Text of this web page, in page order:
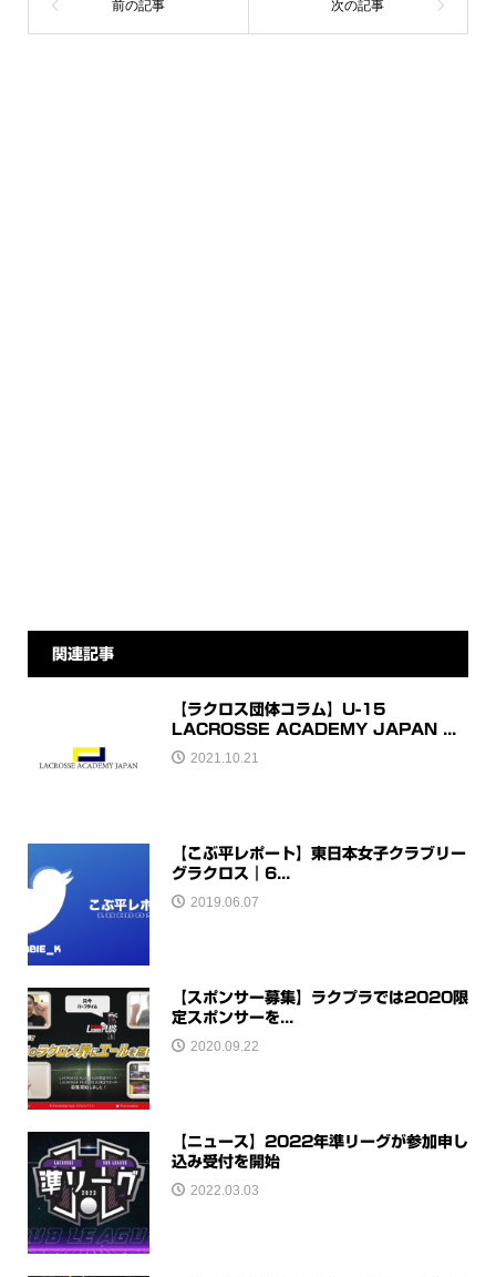
関連記事
【ラクロス団体コラム】U-15
LACROSSE ACADEMY JAPAN ...
2021.10.21
【こぶ平レポート】東日本女子クラブリー
グラクロス｜6...
2019.06.07
【スポンサー募集】ラクプラでは2020限
定スポンサーを...
2020.09.22
【ニュース】2022年準リーグが参加申し
込み受付を開始
2022.03.03